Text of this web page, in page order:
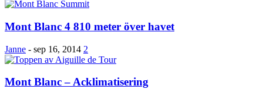
Mont Blanc 4 810 meter över havet
Janne - sep 16, 2014 2
Mont Blanc – Acklimatisering